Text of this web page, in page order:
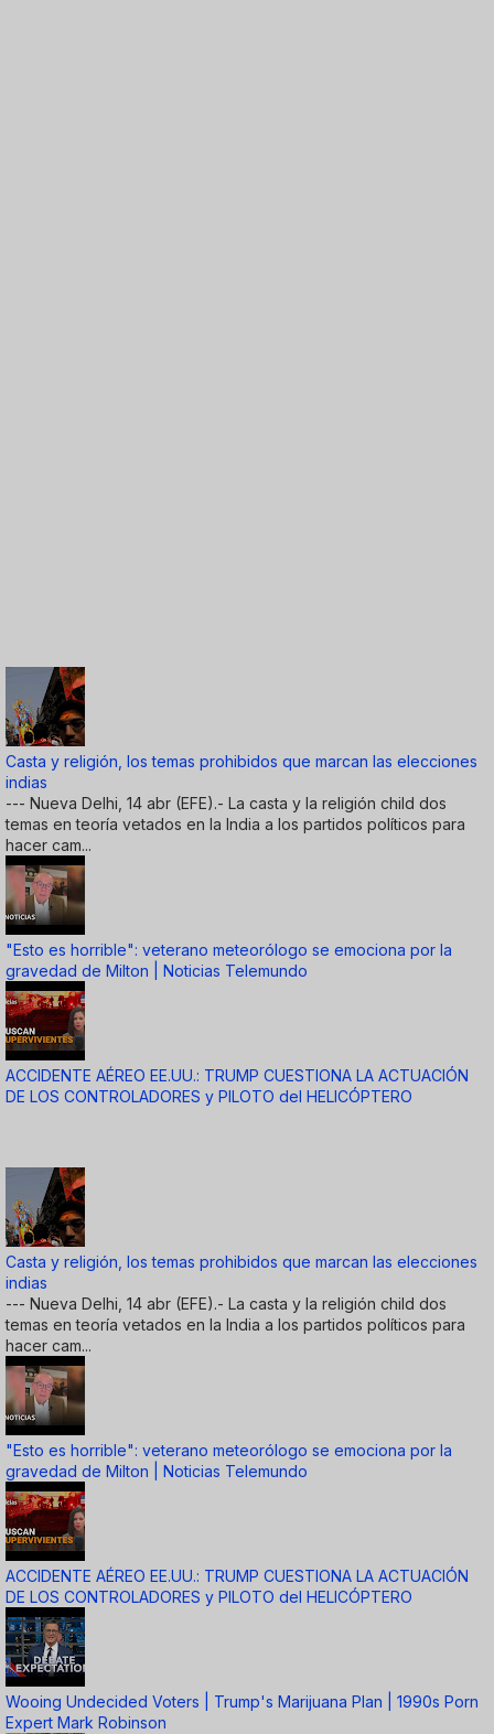
Casta y religión, los temas prohibidos que marcan las elecciones
indias
--- Nueva Delhi, 14 abr (EFE).- La casta y la religión child dos
temas en teoría vetados en la India a los partidos políticos para
hacer cam...
"Esto es horrible": veterano meteorólogo se emociona por la
gravedad de Milton | Noticias Telemundo
ACCIDENTE AÉREO EE.UU.: TRUMP CUESTIONA LA ACTUACIÓN
DE LOS CONTROLADORES y PILOTO del HELICÓPTERO
Casta y religión, los temas prohibidos que marcan las elecciones
indias
--- Nueva Delhi, 14 abr (EFE).- La casta y la religión child dos
temas en teoría vetados en la India a los partidos políticos para
hacer cam...
"Esto es horrible": veterano meteorólogo se emociona por la
gravedad de Milton | Noticias Telemundo
ACCIDENTE AÉREO EE.UU.: TRUMP CUESTIONA LA ACTUACIÓN
DE LOS CONTROLADORES y PILOTO del HELICÓPTERO
Wooing Undecided Voters | Trump's Marijuana Plan | 1990s Porn
Expert Mark Robinson